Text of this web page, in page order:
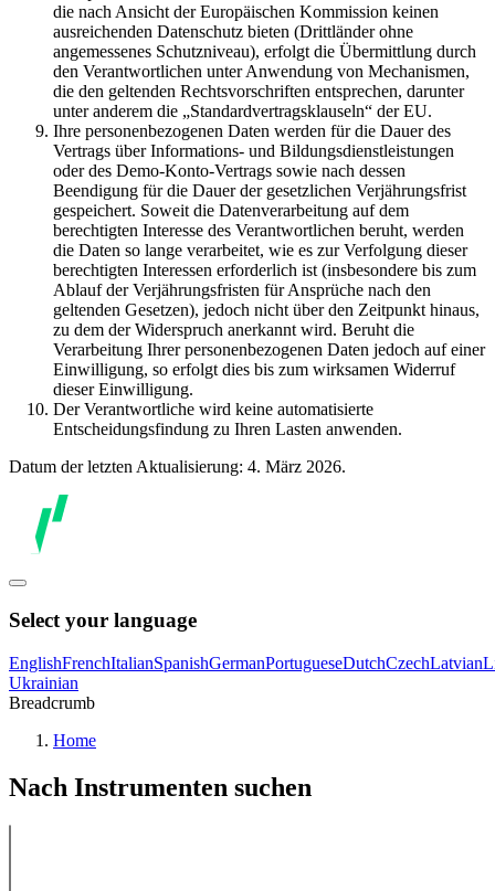
die nach Ansicht der Europäischen Kommission keinen
ausreichenden Datenschutz bieten (Drittländer ohne
angemessenes Schutzniveau), erfolgt die Übermittlung durch
den Verantwortlichen unter Anwendung von Mechanismen,
die den geltenden Rechtsvorschriften entsprechen, darunter
unter anderem die „Standardvertragsklauseln“ der EU.
Ihre personenbezogenen Daten werden für die Dauer des
Vertrags über Informations- und Bildungsdienstleistungen
oder des Demo-Konto-Vertrags sowie nach dessen
Beendigung für die Dauer der gesetzlichen Verjährungsfrist
gespeichert. Soweit die Datenverarbeitung auf dem
berechtigten Interesse des Verantwortlichen beruht, werden
die Daten so lange verarbeitet, wie es zur Verfolgung dieser
berechtigten Interessen erforderlich ist (insbesondere bis zum
Ablauf der Verjährungsfristen für Ansprüche nach den
geltenden Gesetzen), jedoch nicht über den Zeitpunkt hinaus,
zu dem der Widerspruch anerkannt wird. Beruht die
Verarbeitung Ihrer personenbezogenen Daten jedoch auf einer
Einwilligung, so erfolgt dies bis zum wirksamen Widerruf
dieser Einwilligung.
Der Verantwortliche wird keine automatisierte
Entscheidungsfindung zu Ihren Lasten anwenden.
Datum der letzten Aktualisierung: 4. März 2026.
Select your language
EnglishFrenchItalianSpanishGermanPortugueseDutchCzechLatvian
Ukrainian
Breadcrumb
Home
Nach Instrumenten suchen